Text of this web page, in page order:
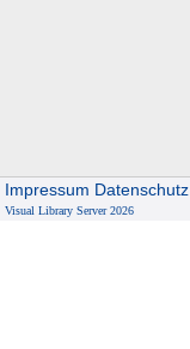
Impressum Datenschutz
Visual Library Server 2026